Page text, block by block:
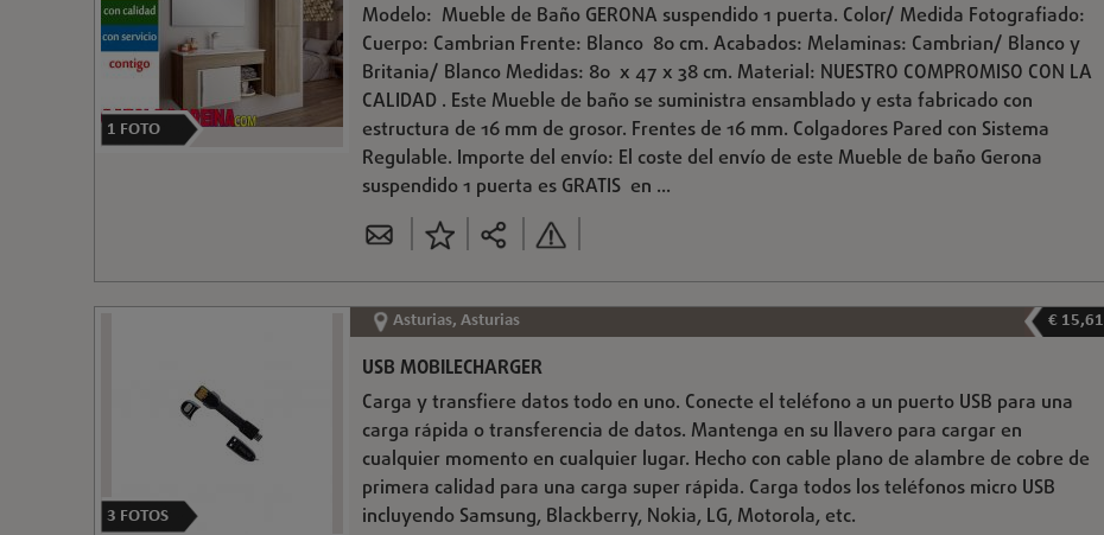
Modelo: Mueble de Baño GERONA suspendido 1 puerta. Color/ Medida Fotografiado:
Cuerpo: Cambrian Frente: Blanco 80 cm. Acabados: Melaminas: Cambrian/ Blanco y
Britania/ Blanco Medidas: 80 x 47 x 38 cm. Material: NUESTRO COMPROMISO CON LA
CALIDAD . Este Mueble de baño se suministra ensamblado y esta fabricado con
estructura de 16 mm de grosor. Frentes de 16 mm. Colgadores Pared con Sistema
Regulable. Importe del envío: El coste del envío de este Mueble de baño Gerona
suspendido 1 puerta es GRATIS en ...
1 FOTO
Asturias, Asturias € 15,61
USB MOBILECHARGER
Carga y transfiere datos todo en uno. Conecte el teléfono a un puerto USB para una
carga rápida o transferencia de datos. Mantenga en su llavero para cargar en
cualquier momento en cualquier lugar. Hecho con cable plano de alambre de cobre de
primera calidad para una carga super rápida. Carga todos los teléfonos micro USB
incluyendo Samsung, Blackberry, Nokia, LG, Motorola, etc.
3 FOTOS